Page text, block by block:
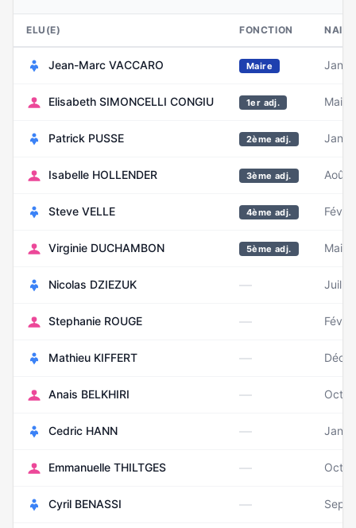
ELU(E) FONCTION
Jean-Marc VACCARO Maire
Elisabeth SIMONCELLI CONGIU 1er adj. Mai
Patrick PUSSE 2ème adj.
Isabelle HOLLENDER 3ème adj. Août
Steve VELLE 4ème adj.
Virginie DUCHAMBON 5ème adj. Mai
Nicolas DZIEZUK —
Stephanie ROUGE —
Mathieu KIFFERT —
Anais BELKHIRI —
Cedric HANN —
Emmanuelle THILTGES —
Cyril BENASSI —